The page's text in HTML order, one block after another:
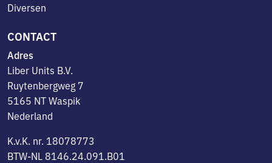
Diversen
CONTACT
Adres
Liber Units B.V.
Ruytenbergweg 7
5165 NT Waspik
Nederland
K.v.K. nr. 18078773
BTW-NL 8146.24.091.B01